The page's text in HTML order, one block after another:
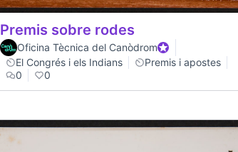
Premis sobre rodes
Oficina Tècnica del CanòdromOfficial participant
El Congrés i els Indians
Premis i apostes
0
0